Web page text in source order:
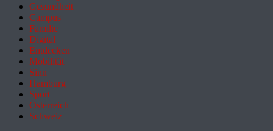
Gesundheit
Campus
Familie
Digital
Entdecken
Mobilität
Sinn
Hamburg
Sport
Österreich
Schweiz